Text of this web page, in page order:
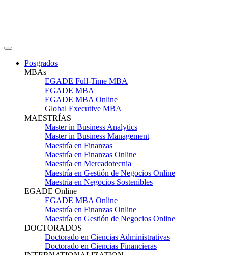
Posgrados
MBAs
EGADE Full-Time MBA
EGADE MBA
EGADE MBA Online
Global Executive MBA
MAESTRÍAS
Master in Business Analytics
Master in Business Management
Maestría en Finanzas
Maestría en Finanzas Online
Maestría en Mercadotecnia
Maestría en Gestión de Negocios Online
Maestría en Negocios Sostenibles
EGADE Online
EGADE MBA Online
Maestría en Finanzas Online
Maestría en Gestión de Negocios Online
DOCTORADOS
Doctorado en Ciencias Administrativas
Doctorado en Ciencias Financieras